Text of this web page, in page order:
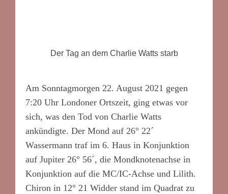
Der Tag an dem Charlie Watts starb
Am Sonntagmorgen 22. August 2021 gegen
7:20 Uhr Londoner Ortszeit, ging etwas vor
sich, was den Tod von Charlie Watts
ankündigte. Der Mond auf 26° 22´
Wassermann traf im 6. Haus in Konjunktion
auf Jupiter 26° 56´, die Mondknotenachse in
Konjunktion auf die MC/IC-Achse und Lilith.
Chiron in 12° 21 Widder stand im Quadrat zu